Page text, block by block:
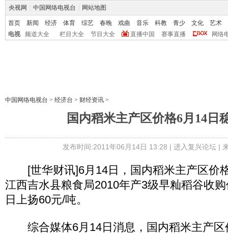
央视网 中国网络电视台 网站地图
首页 新闻 经济 体育 综艺 春晚 戏曲 音乐 科教 青少 文化
艺术
电视
频道大全 栏目大全 节目大全 直播中国 赛事直播 网络
中国网络电视台 > 经济台 > 财经资讯 >
国内稻米主产区价格6月14日
发布时间:2011年06月14日 13:28 | 进入复兴论坛|
[世华财讯]6月14日，国内稻米主产区价
江西吉水县粮食局2010年产3级早籼稻谷收
日上扬60元/吨。
综合媒体6月14日消息，国内稻米主产区